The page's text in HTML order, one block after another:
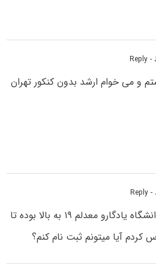
- Reply
و می خوام ارشد بدون کنکور تهران
- Reply
من ورودی سال ۹۸ هستم دانشگاه یادگارو معدلم ۱۹ به بالا بوده تا